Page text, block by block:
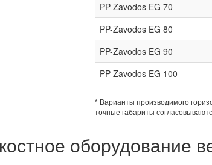
PP-Zavodos EG 70
PP-Zavodos EG 80
PP-Zavodos EG 90
PP-Zavodos EG 100
* Варианты производимого
точные габариты
оборудование